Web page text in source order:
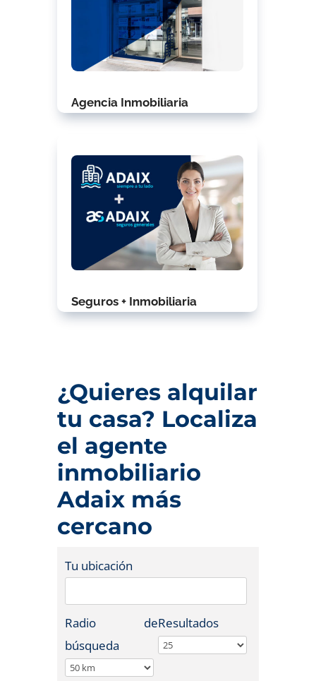
Agencia Inmobiliaria
Seguros + Inmobiliaria
¿Quieres alquilar
tu casa? Localiza
el agente
inmobiliario
Adaix más
cercano
Tu ubicación
Radio de
búsqueda
Resultados